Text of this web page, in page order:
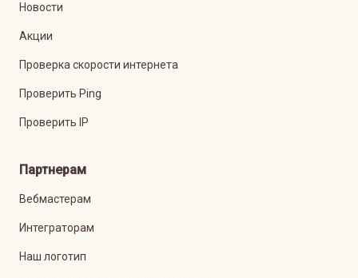
Новости
Акции
Проверка скорости интернета
Проверить Ping
Проверить IP
Партнерам
Вебмастерам
Интеграторам
Наш логотип